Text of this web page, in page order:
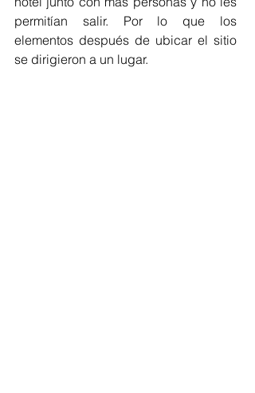
permitían salir. Por lo que los
elementos después de ubicar el sitio
se dirigieron a un lugar.